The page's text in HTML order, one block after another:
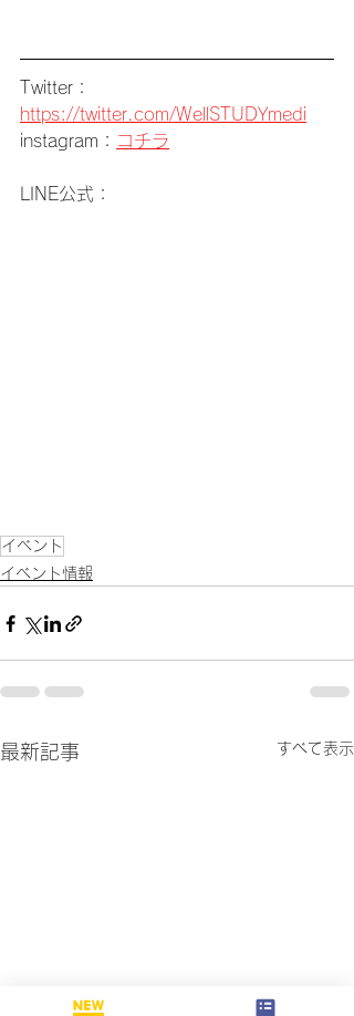
Twitter：
https://twitter.com/WellSTUDYmedi
instagram： コチラ
LINE公式：
イベント
イベント情報
最新記事 すべて表示